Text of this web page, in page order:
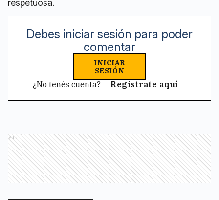
respetuosa.
Debes iniciar sesión para poder
comentar
INICIAR
SESIÓN
¿No tenés cuenta? Registrate aquí
Ads